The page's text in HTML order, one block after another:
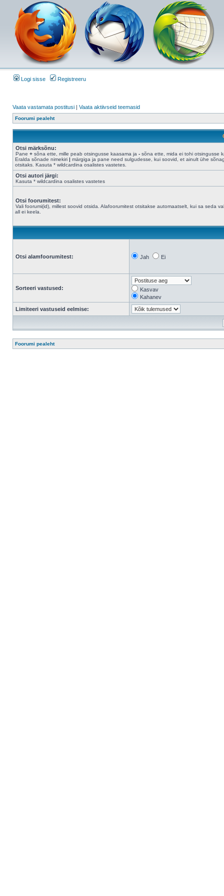
Logi sisse Registreeru
Vaata vastamata postitusi | Vaata aktiivseid teemasid
Foorumi pealeht
Otsi märksõnu:
Pane + sõna ette, mille peab otsingusse kaasama ja - sõna ette, mida ei tohi otsingusse
Eralda sõnade nimekiri | märgiga ja pane need sulgudesse, kui soovid, et ainult ühe
otsitaks. Kasuta * wildcardina osalistes vastetes.
Otsi autori järgi:
Kasuta * wildcardina osalistes vastetes
Otsi foorumitest:
Vali foorumi(id), millest soovid otsida. Alafoorumitest otsitakse automaatselt, kui sa seda
all ei keela.
Otsi alamfoorumitest: Jah Ei
Sorteeri vastused:
Kasvav
Kahanev
Limiteeri vastuseid eelmise:
Foorumi pealeht